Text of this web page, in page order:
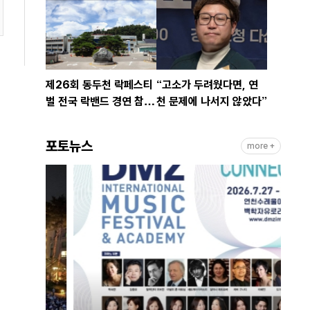
제26회 동두천 락페스티
벌 전국 락밴드 경연 참가
“고소가 두려웠다면, 연
천 문제에 나서지 않았다”
포토뉴스 more +